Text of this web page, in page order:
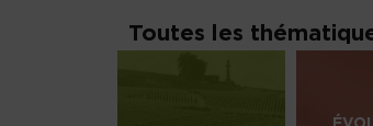
Toutes les